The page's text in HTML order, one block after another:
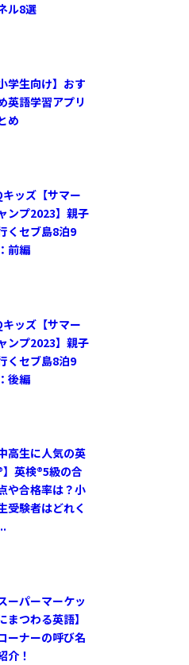
ル8選
小学生向け】おす
英語学習アプリ
め
キッズ【サマー
ンプ2023】親子
くセブ島8泊9
前編
キッズ【サマー
ンプ2023】親子
くセブ島8泊9
後編
中高生に人気の英
】英検®︎5級の合
や合格率は？小
受験者はどれく
スーパーマーケッ
まつわる英語】
ーナーの呼び名
介！